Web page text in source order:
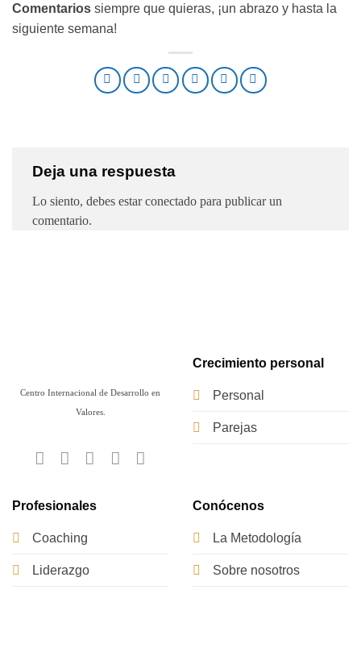
Comentarios siempre que quieras, ¡un abrazo y hasta la
siguiente semana!
Deja una respuesta
Lo siento, debes estarconectado para publicar un
comentario.
Centro Internacional de Desarrollo en
Valores.
Crecimiento personal
Personal
Parejas
Profesionales
Coaching
Liderazgo
Conócenos
La Metodología
Sobre nosotros